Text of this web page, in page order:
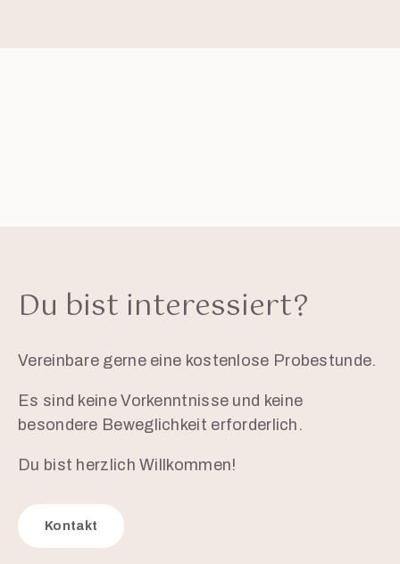
Du bist interessiert?
Vereinbare gerne eine kostenlose Probestunde.
Es sind keine Vorkenntnisse und keine
besondere Beweglichkeit erforderlich.
Du bist herzlich Willkommen!
Kontakt